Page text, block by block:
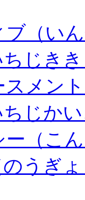
ブ（い
じき
スメン
じか
ー（こ
うぎ